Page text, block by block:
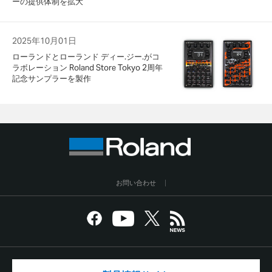
2025年10月01日
ローランドとローランド ディー.ジー.がコ
ラボレーション Roland Store Tokyo 2周年
記念サンプラーを製作
お問い合わせ